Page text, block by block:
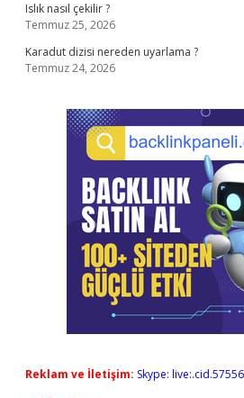
Islık nasıl çekilir ?
Temmuz 25, 2026
Karadut dizisi nereden uyarlama ?
Temmuz 24, 2026
Reklam ve İletişim: Skype: